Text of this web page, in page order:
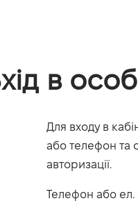
в
Для входу в
або телефон та
авторизації.
Телефон або ел.